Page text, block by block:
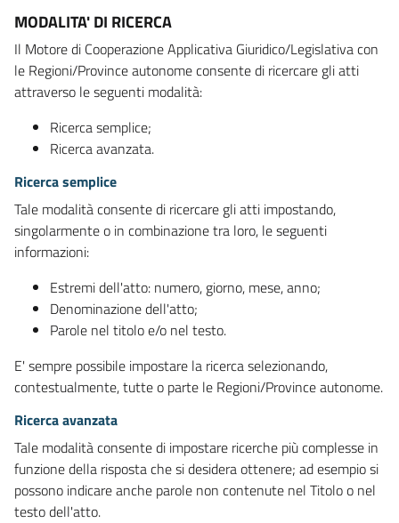
MODALITA' DI RICERCA
Il Motore di Cooperazione Applicativa Giuridico/Legislativa con
le Regioni/Province autonome consente di ricercare gli atti
attraverso le seguenti modalità:
Ricerca semplice;
Ricerca avanzata.
Ricerca semplice
Tale modalità consente di ricercare gli atti impostando,
singolarmente o in combinazione tra loro, le seguenti
informazioni:
Estremi dell'atto: numero, giorno, mese, anno;
Denominazione dell'atto;
Parole nel titolo e/o nel testo.
E' sempre possibile impostare la ricerca selezionando,
contestualmente, tutte o parte le Regioni/Province autonome.
Ricerca avanzata
Tale modalità consente di impostare ricerche più complesse in
funzione della risposta che si desidera ottenere; ad esempio si
possono indicare anche parole non contenute nel Titolo o nel
testo dell'atto.